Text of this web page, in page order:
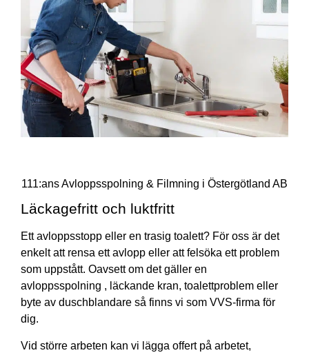
111:ans Avloppsspolning & Filmning i Östergötland AB
Läckagefritt och luktfritt
Ett avloppsstopp eller en trasig toalett? För oss är det
enkelt att rensa ett avlopp eller att felsöka ett problem
som uppstått. Oavsett om det gäller en
avloppsspolning , läckande kran, toalettproblem eller
byte av duschblandare så finns vi som VVS-firma för
dig.
Vid större arbeten kan vi lägga offert på arbetet,